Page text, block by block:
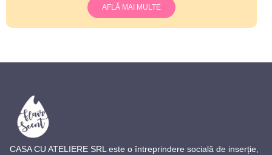
AFLĂ MAI MULTE
CASA CU ATELIERE SRL este o întreprindere socială de inserție,